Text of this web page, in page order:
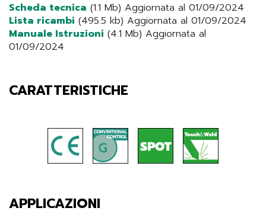
Scheda tecnica (1.1 Mb) Aggiornata al 01/09/2024
Lista ricambi (495.5 kb) Aggiornata al 01/09/2024
Manuale Istruzioni (4.1 Mb) Aggiornata al
01/09/2024
CARATTERISTICHE
APPLICAZIONI